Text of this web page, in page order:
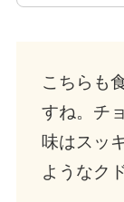
こちらも
すね。チ
味はスッ
ようなク